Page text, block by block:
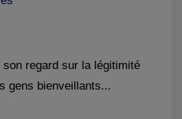
regard sur la légitimité
gens bienveillants...